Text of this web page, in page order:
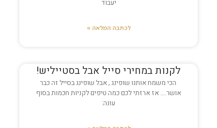
יעבוד
לכתבה המלאה »
לקנות במחירי סייל אבל בסטייליש!
הכי משמח אותנו שופינג , אבל שופינג בסייל זה כבר
אושר…. אז ארזתי לכם כמה טיפים לקניות חכמות בסוף
עונה: